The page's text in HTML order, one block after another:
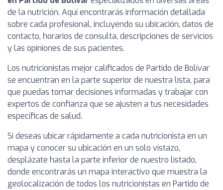
de la nutrición. Aquí encontrarás información detallada
sobre cada profesional, incluyendo su ubicación, datos de
contacto, horarios de consulta, descripciones de servicios
y las opiniones de sus pacientes.
Los nutricionistas mejor calificados de Partido de Bolívar
se encuentran en la parte superior de nuestra lista, para
que puedas tomar decisiones informadas y trabajar con
expertos de confianza que se ajusten a tus necesidades
específicas de salud.
Si deseas ubicar rápidamente a cada nutricionista en un
mapa y conocer su ubicación en un solo vistazo,
desplázate hasta la parte inferior de nuestro listado,
donde encontrarás un mapa interactivo que muestra la
geolocalización de todos los nutricionistas en Partido de